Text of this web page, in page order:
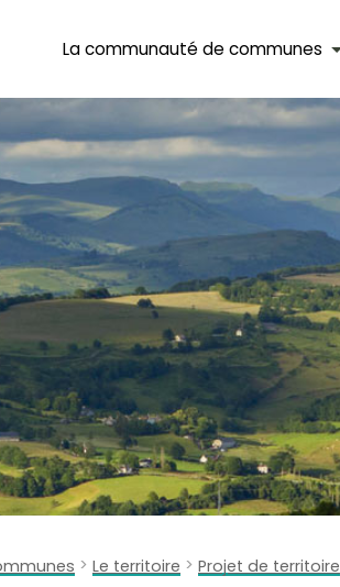
La communauté de communes
> Le territoire > Projet de territoire